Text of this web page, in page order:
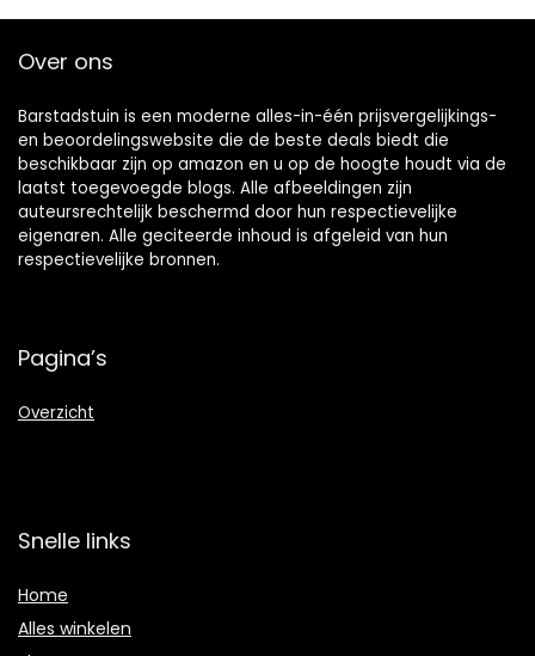
Over ons
Barstadstuin is een moderne alles-in-één prijsvergelijkings-
en beoordelingswebsite die de beste deals biedt die
beschikbaar zijn op amazon en u op de hoogte houdt via de
laatst toegevoegde blogs. Alle afbeeldingen zijn
auteursrechtelijk beschermd door hun respectievelijke
eigenaren. Alle geciteerde inhoud is afgeleid van hun
respectievelijke bronnen.
Pagina’s
Overzicht
Snelle links
Home
Alles winkelen